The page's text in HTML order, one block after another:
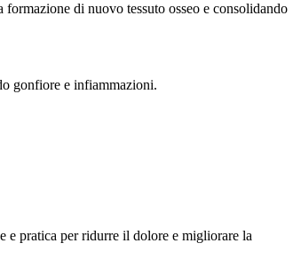
di nuovo tessuto osseo e consolidando
gonfiore e infiammazioni.
e pratica per ridurre il dolore e migliorare la